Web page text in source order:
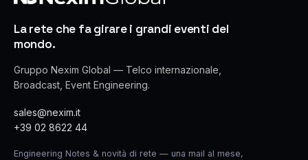
La rete che fa girare i grandi eventi del
mondo.
Gruppo Nexim Global — Telco internazionale,
Broadcast, Event Engineering.
sales@nexim.it
+39 02 8622 44
Engineering Notes & novità di rete — una mail al mese,